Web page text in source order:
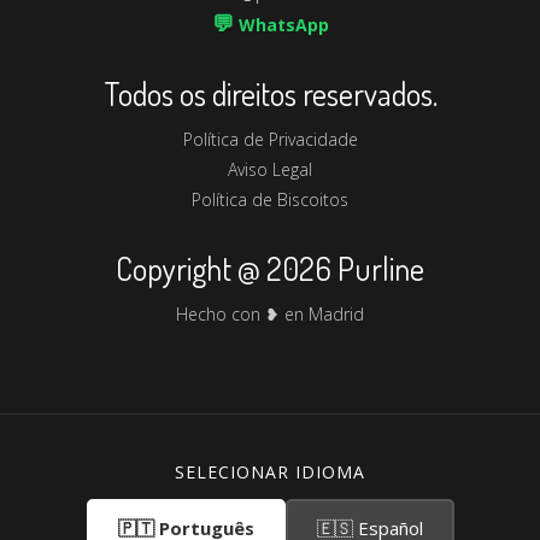
💬 WhatsApp
Todos os direitos reservados.
Política de Privacidade
Aviso Legal
Política de Biscoitos
Copyright @ 2026 Purline
Hecho con ❥ en Madrid
SELECIONAR IDIOMA
🇵🇹 Português 🇪🇸 Español